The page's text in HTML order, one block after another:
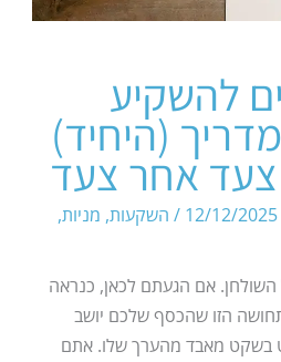
להשקיע
המדריך (היחיד)
אחר צעד
12/12/2025
/ השקעות, מניות,
אם הגעתם לכאן, כנראה
הזו שהכסף שלכם יושב
בשקט מאבד מהערך שלו. אתם